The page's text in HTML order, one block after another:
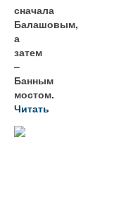
сначала
Балашовым,
а
затем
–
Банным
мостом.
Читать